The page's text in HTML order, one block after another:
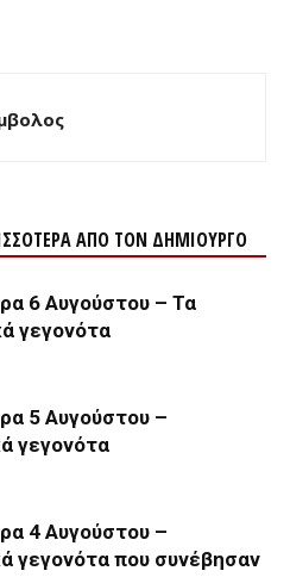
ΑΠΟ ΤΟΝ ΔΗΜΙΟΥΡΓΟ
6 Αυγούστου – Τα
γεγονότα
5 Αυγούστου –
γεγονότα
4 Αυγούστου –
γεγονότα που συνέβησαν